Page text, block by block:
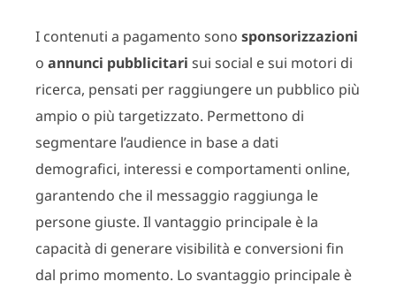
I contenuti a pagamento sono sponsorizzazioni
o annunci pubblicitari sui social e sui motori di
ricerca, pensati per raggiungere un pubblico più
ampio o più targetizzato. Permettono di
segmentare l’audience in base a dati
demografici, interessi e comportamenti online,
garantendo che il messaggio raggiunga le
persone giuste. Il vantaggio principale è la
capacità di generare visibilità e conversioni fin
dal primo momento. Lo svantaggio principale è